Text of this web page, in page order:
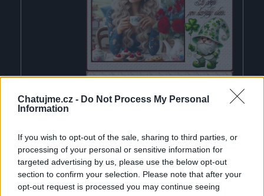
Chatujme.cz - Do Not Process My Personal
Information
If you wish to opt-out of the sale, sharing to third parties, or
processing of your personal or sensitive information for
targeted advertising by us, please use the below opt-out
section to confirm your selection. Please note that after your
opt-out request is processed you may continue seeing